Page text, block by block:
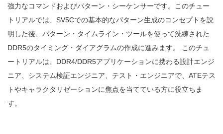
強力なコマンドおよびパターン・シーケンサーです。このチュー
トリアルでは、SV5Cでの基本的なパターン生成のコンセプトを説
明した後、パターン・タイムライン・ツールを使って洗練された
DDR5のタイミング・ダイアグラムの作成に進みます。 このチュ
ートリアルは、DDR4/DDR5アプリケーションに携わる設計エンジ
ニア、システム検証エンジニア、テスト・エンジニアで、ATEテス
トやキャラクタリゼーションに焦点を当てている方に役立ちま
す。